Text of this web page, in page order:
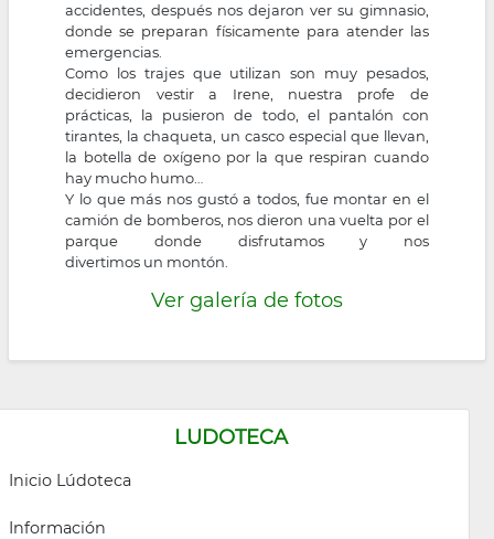
LUDOTECA
Inicio Lúdoteca
Información
accidentes, después nos dejaron ver su gimnasio,
donde se preparan físicamente para atender las
emergencias.
Como los trajes que utilizan son muy pesados,
decidieron vestir a Irene, nuestra profe de
prácticas, la pusieron de todo, el pantalón con
tirantes, la chaqueta, un casco especial que llevan,
la botella de oxígeno por la que respiran cuando
hay mucho humo…
Y lo que más nos gustó a todos, fue montar en el
camión de bomberos, nos dieron una vuelta por el
parque donde disfrutamos y nos
divertimos un montón.
Ver galería de fotos